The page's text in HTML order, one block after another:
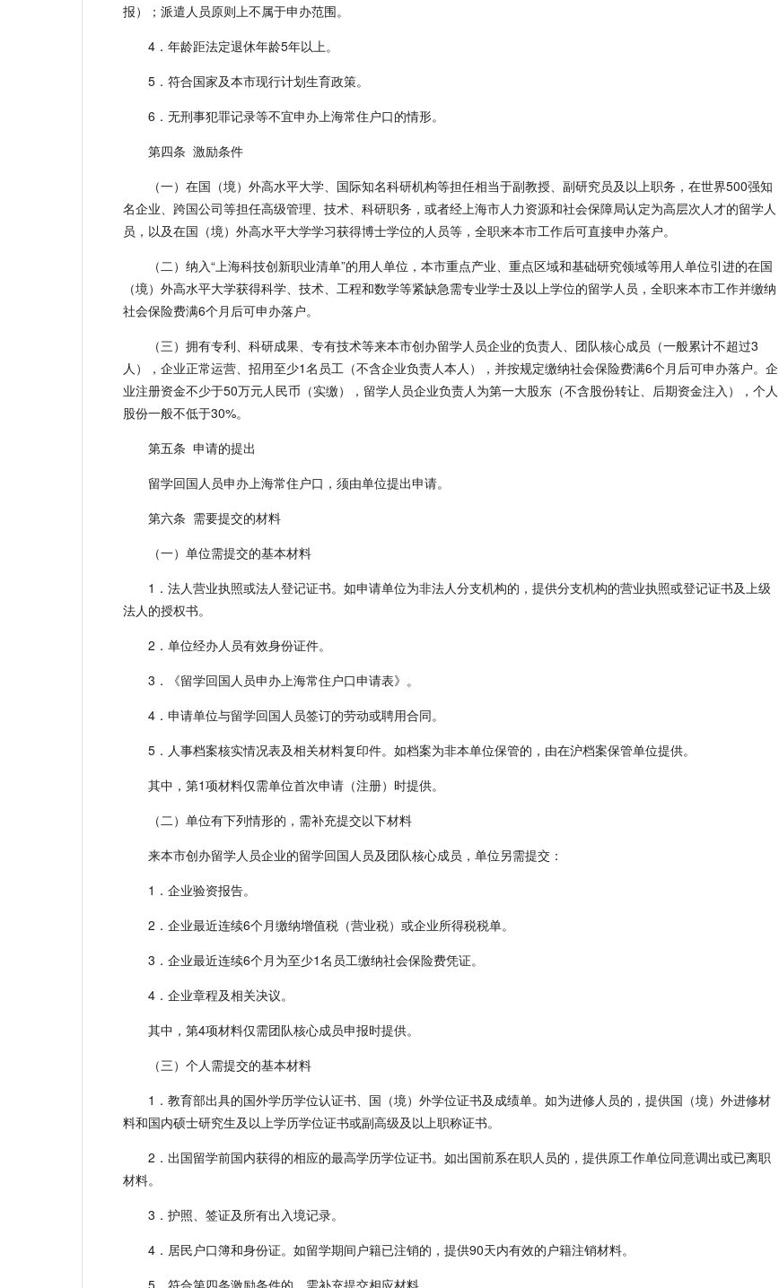
报）；派遣人员原则上不属于申办范围。
4．年龄距法定退休年龄5年以上。
5．符合国家及本市现行计划生育政策。
6．无刑事犯罪记录等不宜申办上海常住户口的情形。
第四条 激励条件
（一）在国（境）外高水平大学、国际知名科研机构等担任相当于副教授、副研究员及以上职务，在世界500强知
名企业、跨国公司等担任高级管理、技术、科研职务，或者经上海市人力资源和社会保障局认定为高层次人才的留学人
员，以及在国（境）外高水平大学学习获得博士学位的人员等，全职来本市工作后可直接申办落户。
（二）纳入“上海科技创新职业清单”的用人单位，本市重点产业、重点区域和基础研究领域等用人单位引进的在国
（境）外高水平大学获得科学、技术、工程和数学等紧缺急需专业学士及以上学位的留学人员，全职来本市工作并缴纳
社会保险费满6个月后可申办落户。
（三）拥有专利、科研成果、专有技术等来本市创办留学人员企业的负责人、团队核心成员（一般累计不超过3
人），企业正常运营、招用至少1名员工（不含企业负责人本人），并按规定缴纳社会保险费满6个月后可申办落户。企
业注册资金不少于50万元人民币（实缴），留学人员企业负责人为第一大股东（不含股份转让、后期资金注入），个人
股份一般不低于30%。
第五条 申请的提出
留学回国人员申办上海常住户口，须由单位提出申请。
第六条 需要提交的材料
（一）单位需提交的基本材料
1．法人营业执照或法人登记证书。如申请单位为非法人分支机构的，提供分支机构的营业执照或登记证书及上级
法人的授权书。
2．单位经办人员有效身份证件。
3．《留学回国人员申办上海常住户口申请表》。
4．申请单位与留学回国人员签订的劳动或聘用合同。
5．人事档案核实情况表及相关材料复印件。如档案为非本单位保管的，由在沪档案保管单位提供。
其中，第1项材料仅需单位首次申请（注册）时提供。
（二）单位有下列情形的，需补充提交以下材料
来本市创办留学人员企业的留学回国人员及团队核心成员，单位另需提交：
1．企业验资报告。
2．企业最近连续6个月缴纳增值税（营业税）或企业所得税税单。
3．企业最近连续6个月为至少1名员工缴纳社会保险费凭证。
4．企业章程及相关决议。
其中，第4项材料仅需团队核心成员申报时提供。
（三）个人需提交的基本材料
1．教育部出具的国外学历学位认证书、国（境）外学位证书及成绩单。如为进修人员的，提供国（境）外进修材
料和国内硕士研究生及以上学历学位证书或副高级及以上职称证书。
2．出国留学前国内获得的相应的最高学历学位证书。如出国前系在职人员的，提供原工作单位同意调出或已离职
材料。
3．护照、签证及所有出入境记录。
4．居民户口簿和身份证。如留学期间户籍已注销的，提供90天内有效的户籍注销材料。
5．符合第四条激励条件的，需补充提交相应材料。